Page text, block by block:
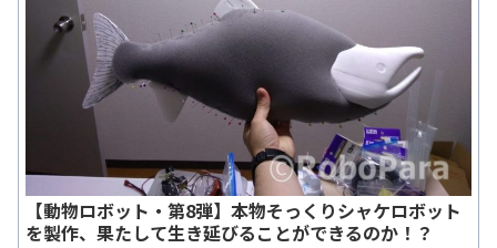
【動物ロボット・第8弾】本物そっくりシャケロボット
を製作、果たして生き延びることができるのか！？